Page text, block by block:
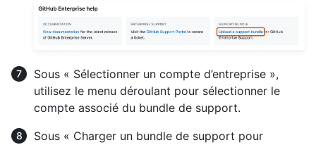
Sous « Sélectionner un compte d’entreprise »,
utilisez le menu déroulant pour sélectionner le
compte associé du bundle de support.
Sous « Charger un bundle de support pour